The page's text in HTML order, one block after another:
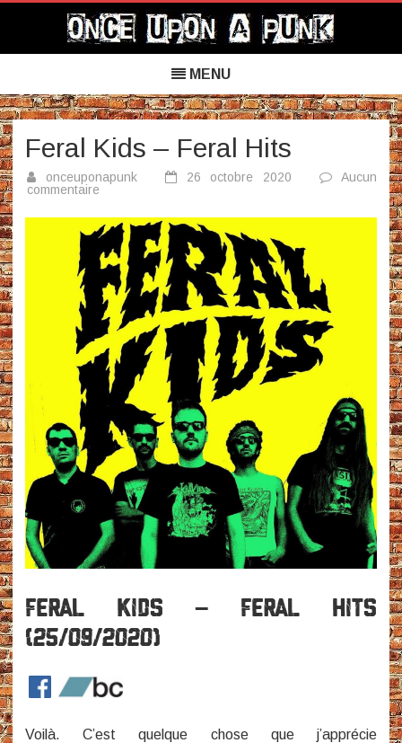
Once Upon a PunkSkip
to
content
MENU
Feral Kids – Feral Hits
onceuponapunk 26 octobre 2020
Aucun
commentaire sur
–
Feral
Hits
Feral Kids– Feral Hits
(25/09/2020)
Voilà. C’est quelque chose que j’apprécie